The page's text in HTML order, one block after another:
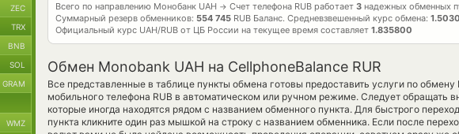
Всего по направлению Монобанк UAH → Счет телефона RUB работает 3 надежных обменных
Суммарный резерв обменников: 554 745 RUB Баланс. Средневзвешенный курс обмена:
Официальный курс UAH/RUB от ЦБ России на текущее время составляет 1.835800
Обмен Monobank UAH на CellphoneBalance RUR
Все представленные в таблице пункты обмена готовы предоставить услуги по
мобильного телефона RUB в автоматическом или ручном режиме. Следует обращать
которые иногда находятся рядом с названием обменного пункта. Для быстрого
пункта кликните один раз мышкой на строку с названием обменника. Если после
ZEC
TRX
BNB
SOL
GRAM
WMZ